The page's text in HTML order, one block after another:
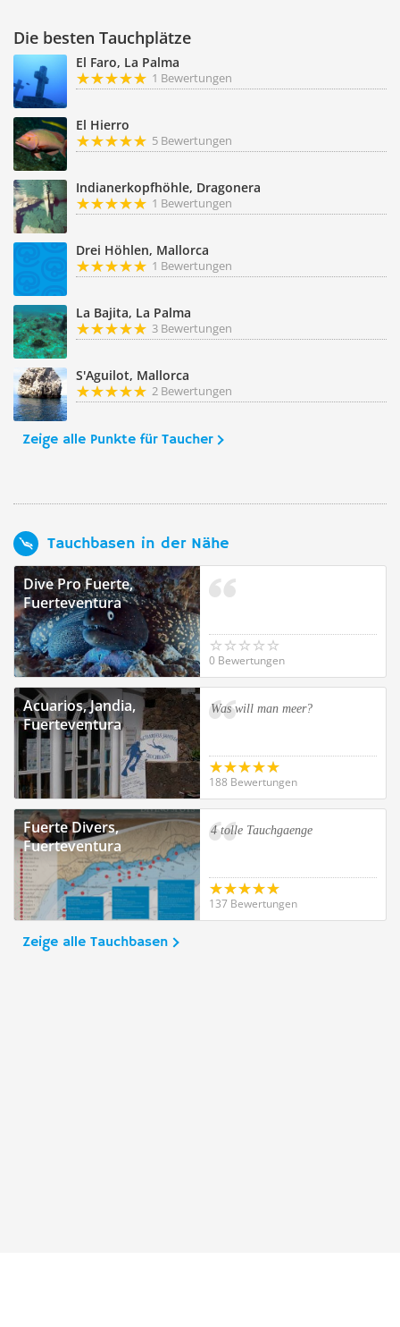
Die besten Tauchplätze
El Faro, La Palma
1 Bewertungen
El Hierro
5 Bewertungen
Indianerkopfhöhle, Dragonera
1 Bewertungen
Drei Höhlen, Mallorca
1 Bewertungen
La Bajita, La Palma
3 Bewertungen
S'Aguilot, Mallorca
2 Bewertungen
Zeige alle Punkte für Taucher
Tauchbasen in der Nähe
Dive Pro Fuerte,
Fuerteventura
0 Bewertungen
Acuarios, Jandia,
Fuerteventura
Was will man meer?
188 Bewertungen
Fuerte Divers,
Fuerteventura
4 tolle Tauchgaenge
137 Bewertungen
Zeige alle Tauchbasen